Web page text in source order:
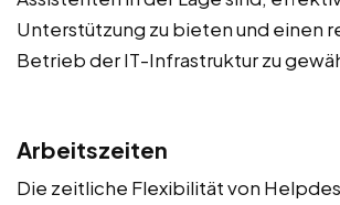
Unterstützung zu bieten und einen
Betrieb der IT-Infrastruktur zu
Arbeitszeiten
Die zeitliche Flexibilität von